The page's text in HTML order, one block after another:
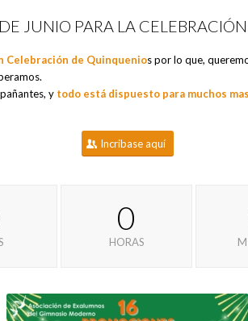
JUNIO PARA LA
Celebración de Quinquenios por lo que,
y todo está dispuesto para muchos
Incribase aquí
0
HORAS